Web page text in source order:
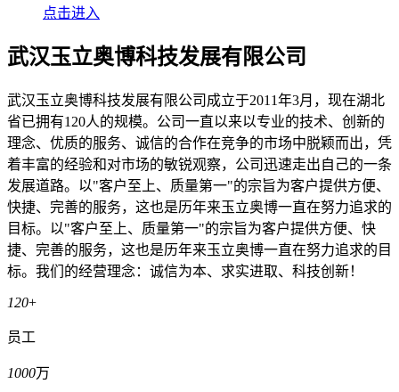
点击进入
武汉玉立奥博科技发展有限公司
武汉玉立奥博科技发展有限公司成立于2011年3月，现在湖北
省已拥有120人的规模。公司一直以来以专业的技术、创新的
理念、优质的服务、诚信的合作在竞争的市场中脱颖而出，凭
着丰富的经验和对市场的敏锐观察，公司迅速走出自己的一条
发展道路。以"客户至上、质量第一"的宗旨为客户提供方便、
快捷、完善的服务，这也是历年来玉立奥博一直在努力追求的
目标。以"客户至上、质量第一"的宗旨为客户提供方便、快
捷、完善的服务，这也是历年来玉立奥博一直在努力追求的目
标。我们的经营理念：诚信为本、求实进取、科技创新！
120+
员工
1000万